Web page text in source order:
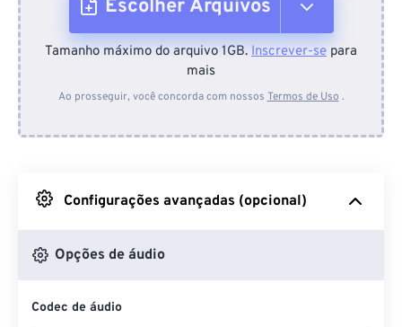
Escolher Arquivos
Do dispositivo
Do Google Drive
Do OneDrive
Tamanho máximo do arquivo 1GB. Inscrever-se para
mais
Ao prosseguir, você concorda com nossos Termos de Uso .
Configurações avançadas (opcional)
Opções de áudio
Codec de áudio